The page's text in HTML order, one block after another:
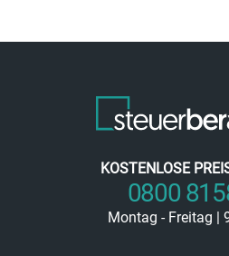
KOSTENLOSE
0800
Montag - Freitag |